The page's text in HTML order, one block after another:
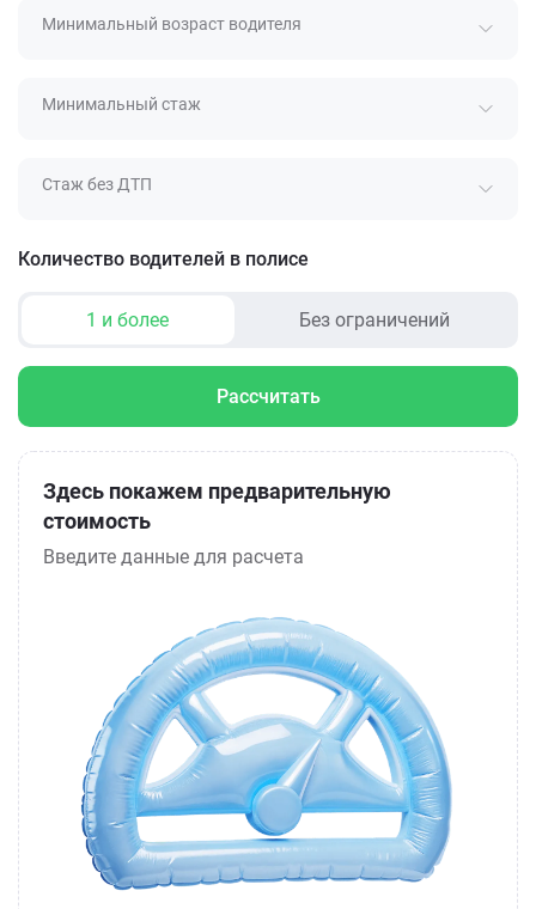
Минимальный возраст водителя
Минимальный стаж
Стаж без ДТП
Количество водителей в полисе
1 и более Без ограничений
Рассчитать
Здесь покажем предварительную
стоимость
Введите данные для расчета